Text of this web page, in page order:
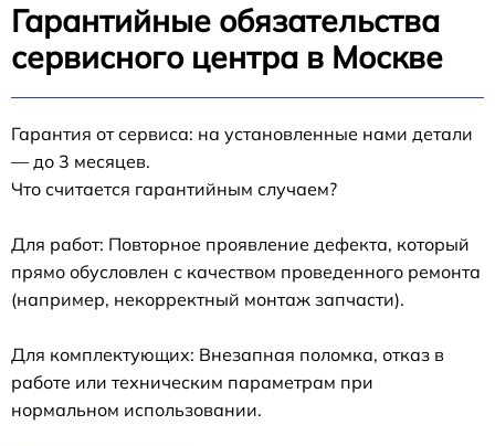
Гарантийные обязательства
сервисного центра в Москве
Гарантия от сервиса: на установленные нами детали
— до 3 месяцев.
Что считается гарантийным случаем?
Для работ: Повторное проявление дефекта, который
прямо обусловлен с качеством проведенного ремонта
(например, некорректный монтаж запчасти).
Для комплектующих: Внезапная поломка, отказ в
работе или техническим параметрам при
нормальном использовании.